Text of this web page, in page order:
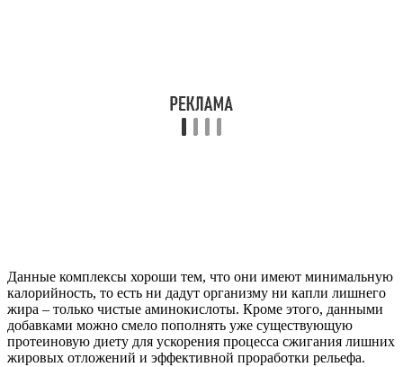
Данные комплексы хороши тем, что они имеют минимальную
калорийность, то есть ни дадут организму ни капли лишнего
жира – только чистые аминокислоты. Кроме этого, данными
добавками можно смело пополнять уже существующую
протеиновую диету для ускорения процесса сжигания лишних
жировых отложений и эффективной проработки рельефа.